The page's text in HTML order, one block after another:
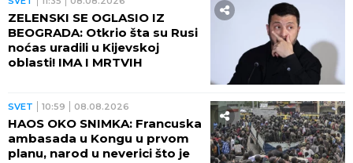
NEVEROVATNO: Država
godišnje baci 3.400 tona
delimično iskorišćenih lekova
SVET 01:30
LAŽU? Broj migranata u Seuti
veći od zvaničnih procena,
evo koliko ih je ZAISTA tamo